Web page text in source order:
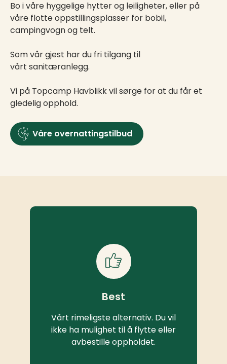
Bo i våre hyggelige hytter og leiligheter, eller på
våre flotte oppstillingsplasser for bobil,
campingvogn og telt.
Som vår gjest har du fri tilgang til
vårt sanitæranlegg.
Vi på Topcamp Havblikk vil sørge for at du får et
gledelig opphold.
Våre overnattingstilbud
Best
Vårt rimeligste alternativ. Du vil
ikke ha mulighet til å flytte eller
avbestille oppholdet.